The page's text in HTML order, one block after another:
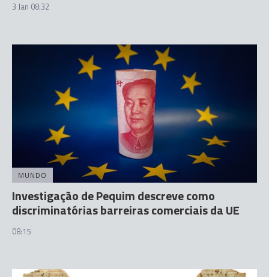
3 Jan 08:32
MUNDO
Investigação de Pequim descreve como
discriminatórias barreiras comerciais da UE
08:15